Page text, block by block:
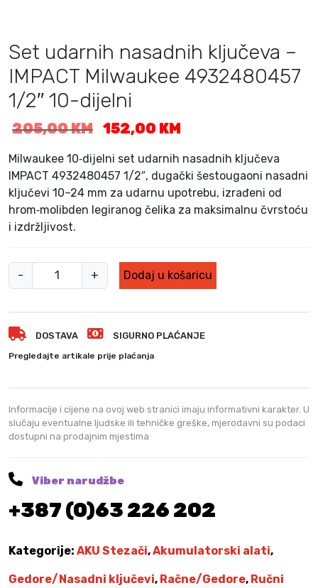
Set udarnih nasadnih ključeva –
IMPACT Milwaukee 4932480457
1/2″ 10-dijelni
205,00KM
v
o
r
a
j
a
b
l
j
e
:
2
,
0
0
K
.
152,00 KM
e
n
u
i
j
n
1
5
2
M
Milwaukee 10‑dijelni set udarnih nasadnih ključeva
IMPACT 4932480457 1/2″, dugački šestougaoni nasadni
ključevi 10–24 mm za udarnu upotrebu, izrađeni od
hrom‑molibden legiranog čelika za maksimalnu čvrstoću
i izdržljivost.
-
e
d
a
n
i
h
n
a
s
d
h
k
+ Dodaj u košaricu
DOSTAVA SIGURNO PLAĆANJE
Pregledajte artikale prije plaćanja
Informacije i cijene na ovoj web stranici imaju informativni karakter. U
slučaju eventualne ljudske ili tehničke greške, mjerodavni su podaci
dostupni na prodajnim mjestima
Viber narudžbe
+387 (0)63 226 202
Kategorije: AKU Stezači,Akumulatorski alati,
Gedore/Nasadni ključevi, Račne/Gedore, Ručni